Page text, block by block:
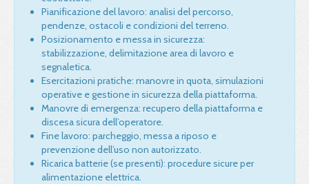
Pianificazione del lavoro: analisi del percorso,
pendenze, ostacoli e condizioni del terreno.
Posizionamento e messa in sicurezza:
stabilizzazione, delimitazione area di lavoro e
segnaletica.
Esercitazioni pratiche: manovre in quota, simulazioni
operative e gestione in sicurezza della piattaforma.
Manovre di emergenza: recupero della piattaforma e
discesa sicura dell’operatore.
Fine lavoro: parcheggio, messa a riposo e
prevenzione dell’uso non autorizzato.
Ricarica batterie (se presenti): procedure sicure per
alimentazione elettrica.